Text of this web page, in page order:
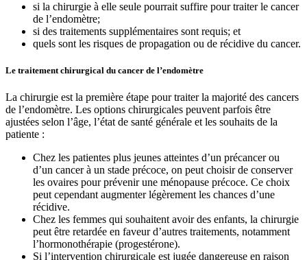
si la chirurgie à elle seule pourrait suffire pour traiter le cancer
de l’endomètre;
si des traitements supplémentaires sont requis; et
quels sont les risques de propagation ou de récidive du cancer.
Le traitement chirurgical du cancer de l’endomètre
La chirurgie est la première étape pour traiter la majorité des cancers
de l’endomètre. Les options chirurgicales peuvent parfois être
ajustées selon l’âge, l’état de santé générale et les souhaits de la
patiente :
Chez les patientes plus jeunes atteintes d’un précancer ou
d’un cancer à un stade précoce, on peut choisir de conserver
les ovaires pour prévenir une ménopause précoce. Ce choix
peut cependant augmenter légèrement les chances d’une
récidive.
Chez les femmes qui souhaitent avoir des enfants, la chirurgie
peut être retardée en faveur d’autres traitements, notamment
l’hormonothérapie (progestérone).
Si l’intervention chirurgicale est jugée dangereuse en raison